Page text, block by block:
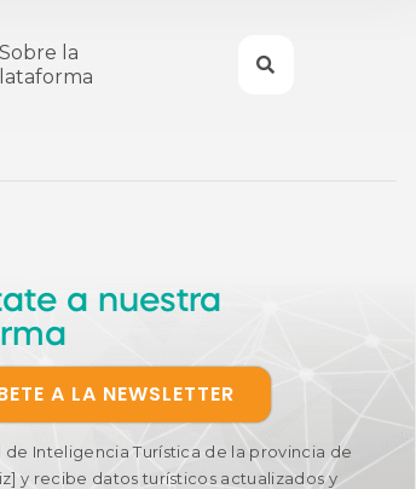
Sobre la
a nuestra
A LA NEWSLETTER
de Inteligencia Turística de la provincia de
y recibe datos turísticos actualizados y